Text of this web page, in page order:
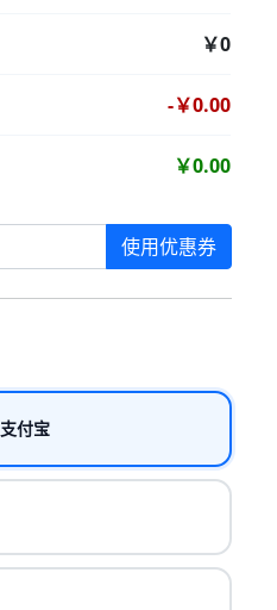
￥0
-￥0.00
￥0.00
使用优惠券
支付宝